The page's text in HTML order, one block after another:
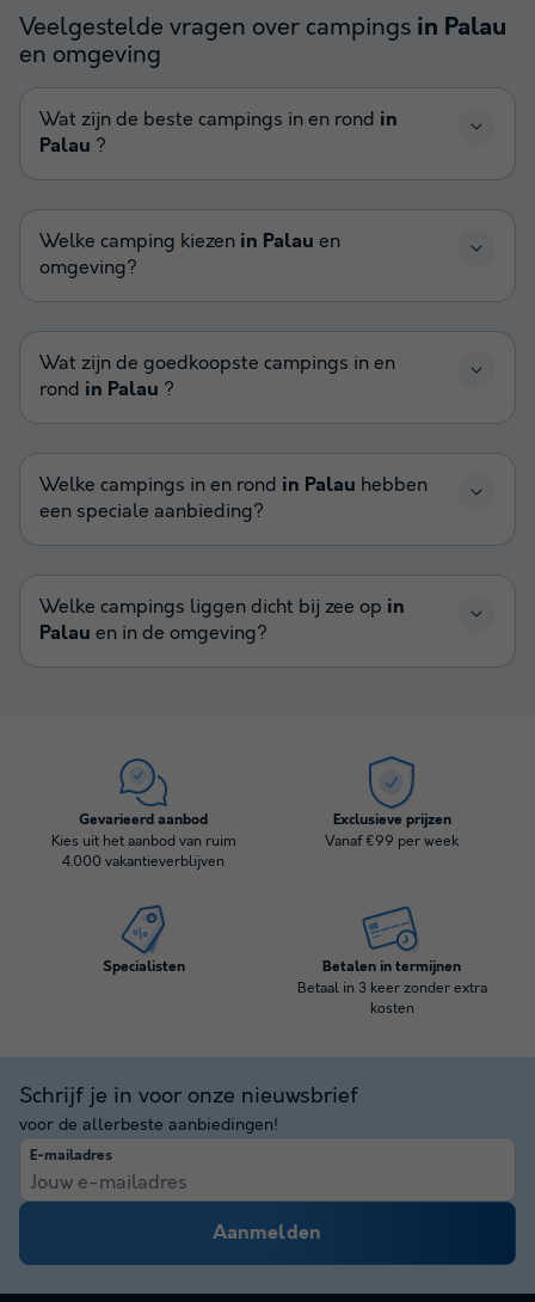
Veelgestelde vragen over campings in Palau
en omgeving
Wat zijn de beste campings in en rond in
Palau ?
Welke camping kiezen in Palau en
omgeving?
Wat zijn de goedkoopste campings in en
rond in Palau ?
Welke campings in en rond in Palau hebben
een speciale aanbieding?
Welke campings liggen dicht bij zee op in
Palau en in de omgeving?
Gevarieerd aanbod
Kies uit het aanbod van ruim
4.000 vakantieverblijven
Exclusieve prijzen
Vanaf €99 per week
Specialisten Betalen in termijnen
Betaal in 3 keer zonder extra
kosten
Schrijf je in voor onze nieuwsbrief
voor de allerbeste aanbiedingen!
E-mailadres
Aanmelden